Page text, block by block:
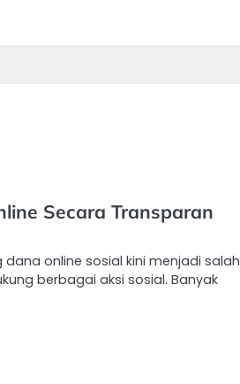
Secara Transparan
online sosial kini menjadi salah
berbagai aksi sosial. Banyak